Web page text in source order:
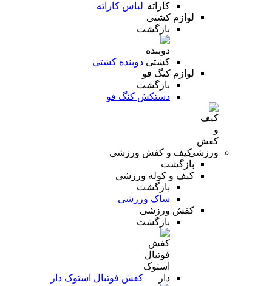
لباس کاراته
لوازم کشتی
بازگشت
دوبنده کشتی
لوازم کنگ فو
بازگشت
دستکش کنگ فو
کیف و کفش ورزشی
بازگشت
کیف و کوله ورزشی
بازگشت
ساک ورزشی
کفش ورزشی
بازگشت
کفش فوتبال استوک دار